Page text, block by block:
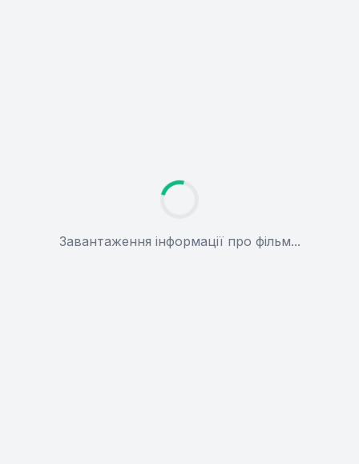
Завантаження інформації про фільм...